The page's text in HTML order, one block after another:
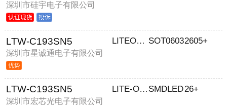
深圳市硅宇电子有限公司
LTW-C193SN5
深圳市星诚通电子有限公司
LITEON/光宝 SOT06032605+
LTW-C193SN5
深圳市宏芯光电子有限公司
LITE-ON台湾光宝 SMDLED26+